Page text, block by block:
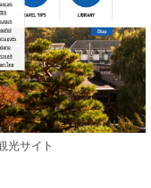
光サイト